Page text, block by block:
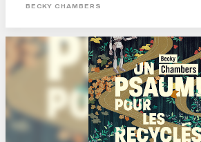
BECKY CHAMBERS